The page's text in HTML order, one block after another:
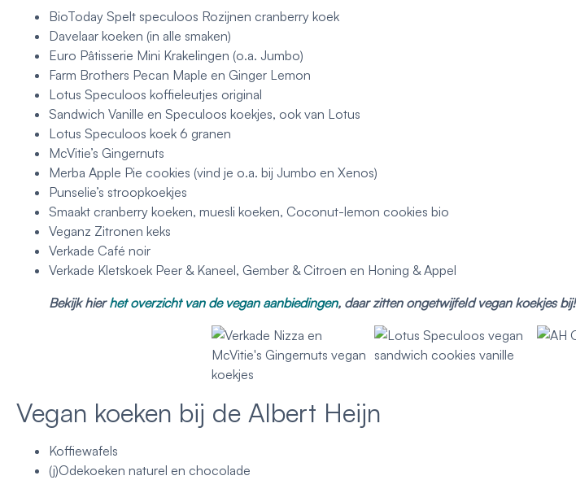
BioToday Spelt speculoos Rozijnen cranberry koek
Davelaar koeken (in alle smaken)
Euro Pâtisserie Mini Krakelingen (o.a. Jumbo)
Farm Brothers Pecan Maple en Ginger Lemon
Lotus Speculoos koffieleutjes original
Sandwich Vanille en Speculoos koekjes, ook van Lotus
Lotus Speculoos koek 6 granen
McVitie’s Gingernuts
Merba Apple Pie cookies (vind je o.a. bij Jumbo en Xenos)
Punselie’s stroopkoekjes
Smaakt cranberry koeken, muesli koeken, Coconut-lemon cookies bio
Veganz Zitronen keks
Verkade Café noir
Verkade Kletskoek Peer & Kaneel, Gember & Citroen en Honing & Appel
Bekijk hierhet overzicht van de vegan aanbiedingen, daar zitten ongetwijfeld vegan koekjes bij!
Vegan koeken bij de Albert Heijn
Koffiewafels
(j)Odekoeken naturel en chocolade